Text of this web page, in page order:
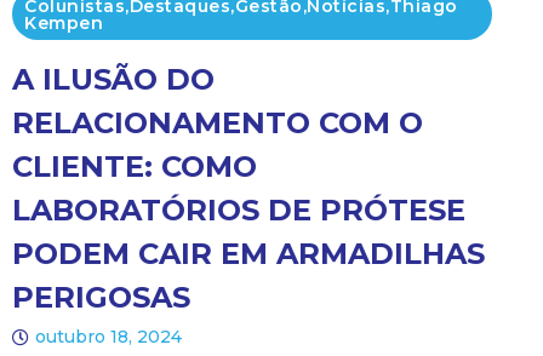
Colunistas,Destaques,Gestão,Notícias,Thiago
Kempen
A ILUSÃO DO
RELACIONAMENTO COM O
CLIENTE: COMO
LABORATÓRIOS DE PRÓTESE
PODEM CAIR EM ARMADILHAS
PERIGOSAS
outubro 18, 2024